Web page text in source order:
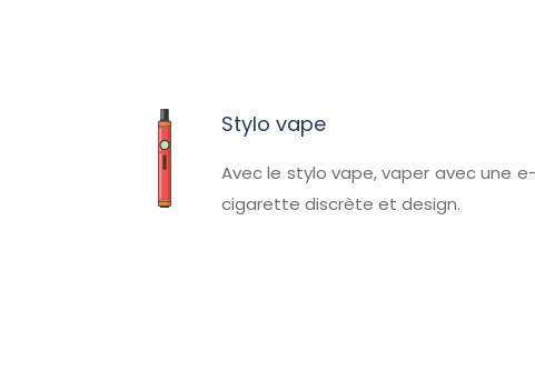
Stylo vape
Avec le stylo vape, vaper avec une e-
cigarette discrète et design.